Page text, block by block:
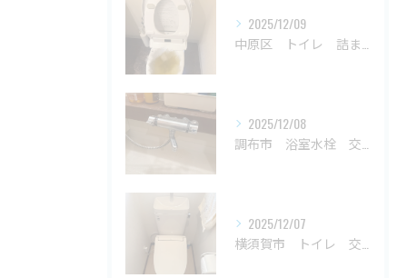
2025/12/09
2025/12/08
2025/12/07